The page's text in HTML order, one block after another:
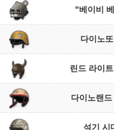
"베이비
다이노
린드 라이
다이노랜
석기 시